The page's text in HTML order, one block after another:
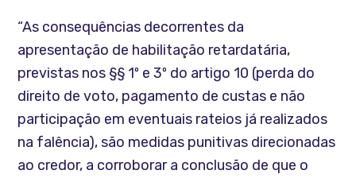
“As consequências decorrentes da
apresentação de habilitação retardatária,
previstas nos §§ 1º e 3º do artigo 10 (perda do
direito de voto, pagamento de custas e não
participação em eventuais rateios já realizados
na falência), são medidas punitivas direcionadas
ao credor, a corroborar a conclusão de que o